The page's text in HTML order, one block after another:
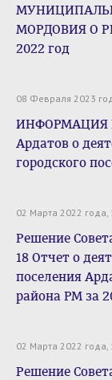
МОРДОВИЯ О
2022 год
08 Февраля 2023
ИНФОРМАЦИЯ
Ардатов о
городского
02 Марта 2022 года,
Решение
18 Отчет о
поселения
района РМ за
02 Марта 2022 года,
Решение